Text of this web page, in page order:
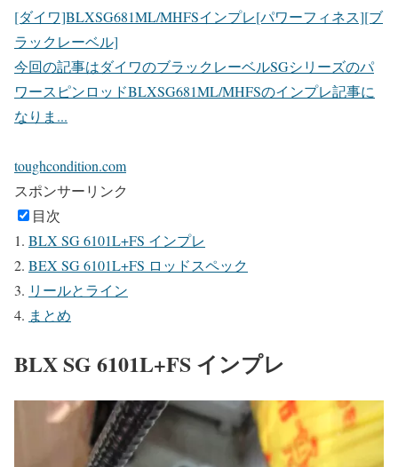
[ダイワ]BLXSG681ML/MHFSインプレ[パワーフィネス][ブ
ラックレーベル]
今回の記事はダイワのブラックレーベルSGシリーズのパ
ワースピンロッドBLXSG681ML/MHFSのインプレ記事に
なりま...
toughcondition.com
スポンサーリンク
目次
BLX SG 6101L+FS インプレ
BEX SG 6101L+FS ロッドスペック
リールとライン
まとめ
BLX SG 6101L+FS インプレ